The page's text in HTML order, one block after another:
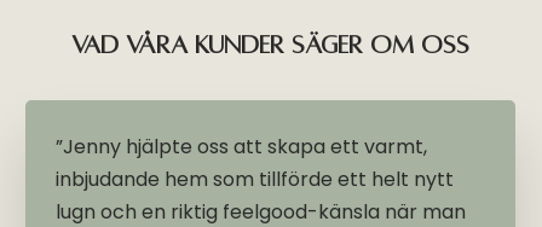
Vad våra kunder säger om oss
”Jenny hjälpte oss att skapa ett varmt,
inbjudande hem som tillförde ett helt nytt
lugn och en riktig feelgood-känsla när man